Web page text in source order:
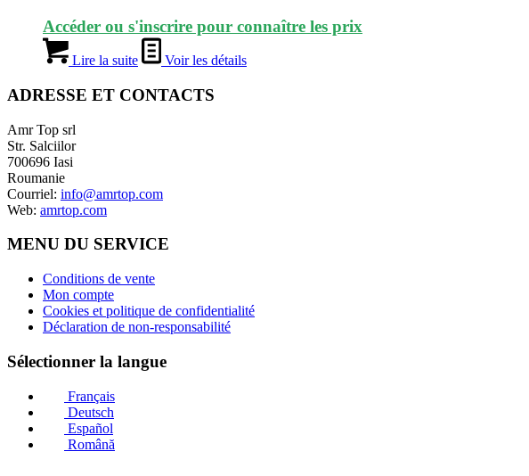
Accéder ou s'inscrire pour connaître les prix
Lire la suite Voir les détails
ADRESSE ET CONTACTS
Amr Top srl
Str. Salciilor
700696 Iasi
Roumanie
Courriel: info@amrtop.com
Web: amrtop.com
MENU DU SERVICE
Conditions de vente
Mon compte
Cookies et politique de confidentialité
Déclaration de non-responsabilité
Sélectionner la langue
Français
Deutsch
Español
Română